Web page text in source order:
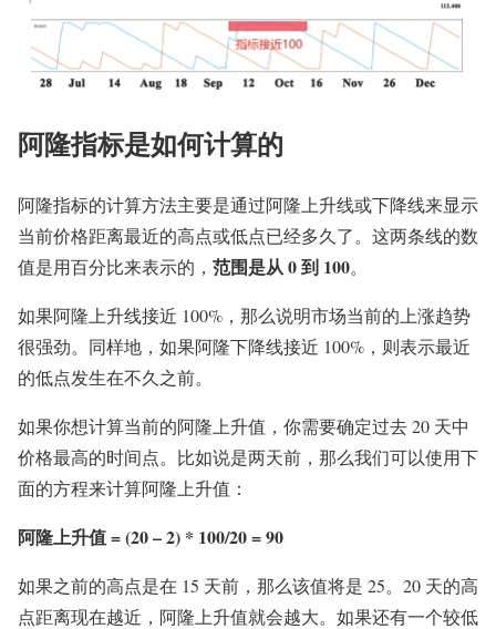
阿隆指标是如何计算的
阿隆指标的计算方法主要是通过阿隆上升线或下降线来显示
当前价格距离最近的高点或低点已经多久了。这两条线的数
值是用百分比来表示的， 范围是从 0 到 100。
如果阿隆上升线接近 100%，那么说明市场当前的上涨趋势
很强劲。同样地，如果阿隆下降线接近 100%，则表示最近
的低点发生在不久之前。
如果你想计算当前的阿隆上升值，你需要确定过去 20 天中
价格最高的时间点。比如说是两天前，那么我们可以使用下
面的方程来计算阿隆上升值：
阿隆上升值 = (20 – 2) * 100/20 = 90
如果之前的高点是在 15 天前，那么该值将是 25。20 天的高
点距离现在越近，阿隆上升值就会越大。如果还有一个较低